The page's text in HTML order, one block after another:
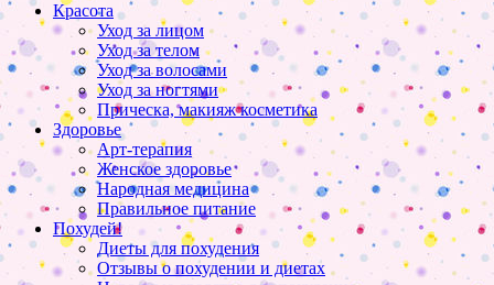
Красота
Уход за лицом
Уход за телом
Уход за волосами
Уход за ногтями
Прическа, макияж косметика
Здоровье
Арт-терапия
Женское здоровье
Народная медицина
Правильное питание
Похудей!
Диеты для похудения
Отзывы о похудении и диетах